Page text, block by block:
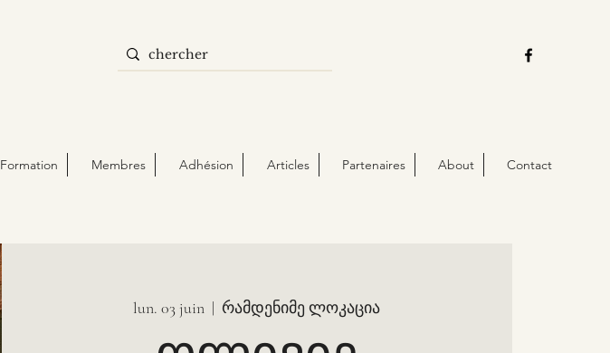
Formation Membres Adhésion Articles Partenaires About Contact
lun. 03 juin
  |
რამდენიმე ლოკაცია